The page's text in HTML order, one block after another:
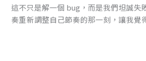
這不只是解一個 bug，而是我們坦誠失
奏重新調整自己節奏的那一刻，讓我覺